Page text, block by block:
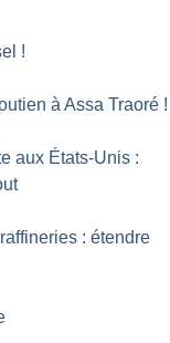
!
à Assa Traoré !
aux États-Unis :
: étendre